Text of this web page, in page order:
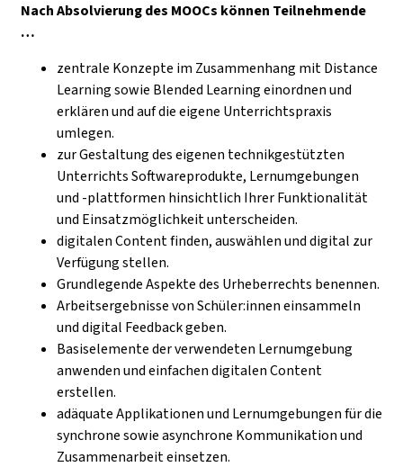
Nach Absolvierung des MOOCs können Teilnehmende
…
zentrale Konzepte im Zusammenhang mit Distance
Learning sowie Blended Learning einordnen und
erklären und auf die eigene Unterrichtspraxis
umlegen.
zur Gestaltung des eigenen technikgestützten
Unterrichts Softwareprodukte, Lernumgebungen
und -plattformen hinsichtlich Ihrer Funktionalität
und Einsatzmöglichkeit unterscheiden.
digitalen Content finden, auswählen und digital zur
Verfügung stellen.
Grundlegende Aspekte des Urheberrechts benennen.
Arbeitsergebnisse von Schüler:innen einsammeln
und digital Feedback geben.
Basiselemente der verwendeten Lernumgebung
anwenden und einfachen digitalen Content
erstellen.
adäquate Applikationen und Lernumgebungen für die
synchrone sowie asynchrone Kommunikation und
Zusammenarbeit einsetzen.